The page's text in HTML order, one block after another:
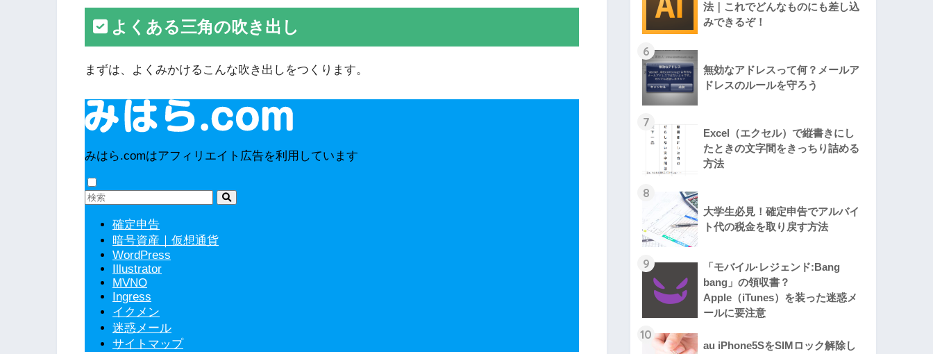
よくある三角の吹き出し
まずは、よくみかけるこんな吹き出しをつくります。
法｜これでどんなものにも差し込
みできるぞ！
6
無効なアドレスって何？メールア
ドレスのルールを守ろう
7
Excel（エクセル）で縦書きにし
たときの文字間をきっちり詰める
方法
8
大学生必見！確定申告でアルバイ
ト代の税金を取り戻す方法
9
「モバイル·レジェンド:Bang
bang」の領収書？
Apple（iTunes）を装った迷惑メ
ールに要注意
10
au iPhone5SをSIMロック解除し